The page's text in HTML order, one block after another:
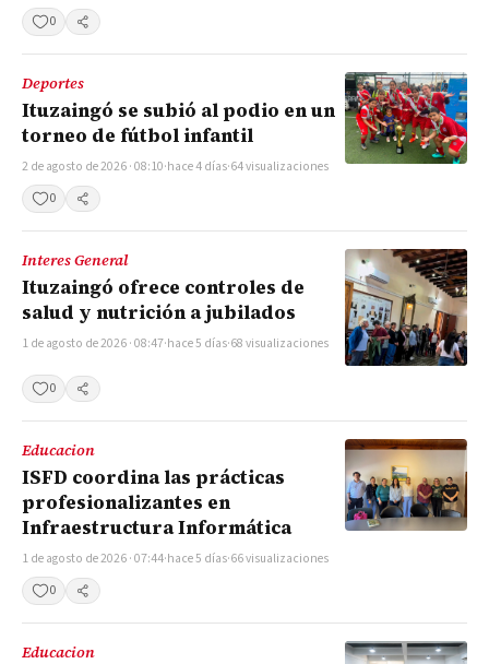
0
Compartir
Deportes
Ituzaingó se subió al podio en un
torneo de fútbol infantil
2 de agosto de 2026 · 08:10·hace 4 días·64 visualizaciones
0
Compartir
Interes General
Ituzaingó ofrece controles de
salud y nutrición a jubilados
1 de agosto de 2026 · 08:47·hace 5 días·68 visualizaciones
0 Compartir
Educacion
ISFD coordina las prácticas
profesionalizantes en
Infraestructura Informática
1 de agosto de 2026 · 07:44·hace 5 días·66 visualizaciones
0
Compartir
Educacion